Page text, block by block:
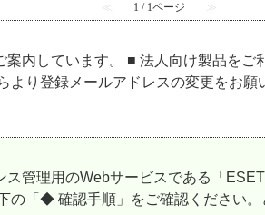
≪ 1 / 1ページ ≫
内しています。 ■ 法人向け製品を
より登録メールアドレスの変更をお
管理用のWebサービスである「
の「◆ 確認手順」をご確認ください